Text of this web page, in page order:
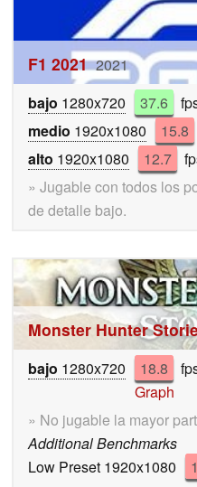
F1 2021 2021
bajo 1280x720 37.6
medio 1920x1080 15.8
alto 1920x1080 12.7
» Jugable con todos los
de detalle bajo.
Monster Hunter
bajo 1280x720 18.8
Graph
» No jugable la mayor
Additional Benchmarks
Low Preset 1920x1080